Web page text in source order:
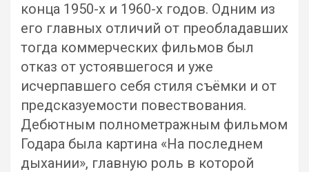
конца 1950-х и 1960-х годов. Одним из
его главных отличий от преобладавших
тогда коммерческих фильмов был
отказ от устоявшегося и уже
исчерпавшего себя стиля съёмки и от
предсказуемости повествования.
Дебютным полнометражным фильмом
Годара была картина «На последнем
дыхании», главную роль в которой